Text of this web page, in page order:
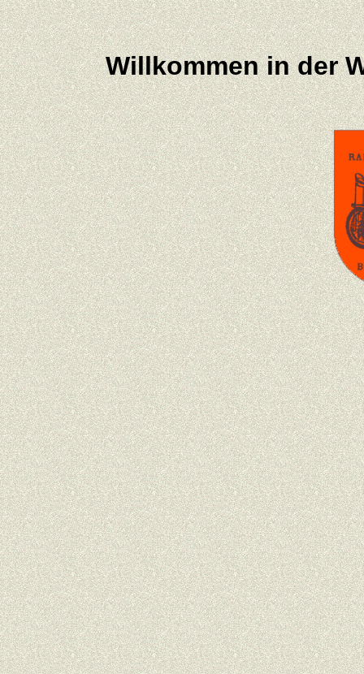
Willkommen in der